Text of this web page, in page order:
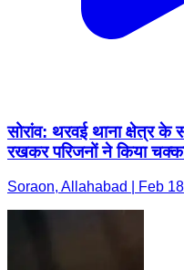
सोरांव: थरवई थाना क्षेत्र
रखकर परिजनों ने किया
Soraon, Allahabad | Feb